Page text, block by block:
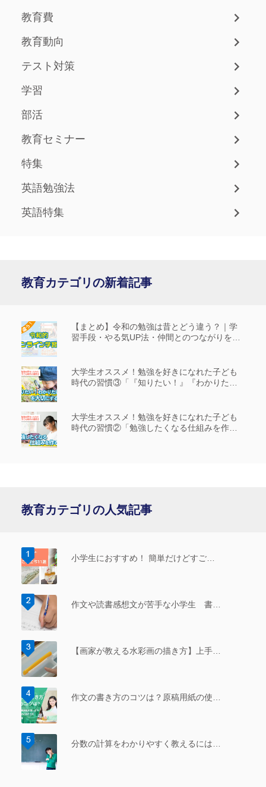
教育費
教育動向
テスト対策
学習
部活
教育セミナー
特集
英語勉強法
英語特集
教育カテゴリの新着記事
【まとめ】令和の勉強は昔とどう違う？｜学
習手段・やる気UP法・仲間とのつながりを解
大学生オススメ！勉強を好きになれた子ども
時代の習慣③「『知りたい！』『わかりた
大学生オススメ！勉強を好きになれた子ども
時代の習慣②「勉強したくなる仕組みを作
教育カテゴリの人気記事
小学生におすすめ！ 簡単だけどすご…
作文や読書感想文が苦手な小学生 書…
【画家が教える水彩画の描き方】上手…
作文の書き方のコツは？原稿用紙の使…
分数の計算をわかりやすく教えるには…